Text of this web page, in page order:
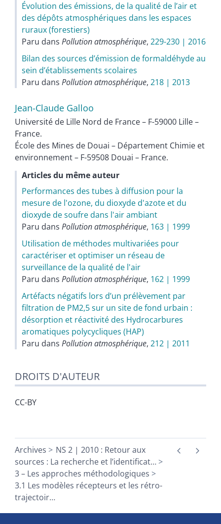
Évolution des émissions, de la qualité de l’air et
des dépôts atmosphériques dans les espaces
ruraux (forestiers)
Paru dans Pollution atmosphérique, 229-230 | 2016
Bilan des sources d’émission de formaldéhyde au
sein d’établissements scolaires
Paru dans Pollution atmosphérique, 218 | 2013
Jean-Claude Galloo
Université de Lille Nord de France – F-59000 Lille –
France.
École des Mines de Douai – Département Chimie et
environnement – F-59508 Douai – France.
Articles du même auteur
Performances des tubes à diffusion pour la
mesure de l'ozone, du dioxyde d'azote et du
dioxyde de soufre dans l'air ambiant
Paru dans Pollution atmosphérique, 163 | 1999
Utilisation de méthodes multivariées pour
caractériser et optimiser un réseau de
surveillance de la qualité de l'air
Paru dans Pollution atmosphérique, 162 | 1999
Artéfacts négatifs lors dʼun prélèvement par
filtration de PM2,5 sur un site de fond urbain :
désorption et réactivité des Hydrocarbures
aromatiques polycycliques (HAP)
Paru dans Pollution atmosphérique, 212 | 2011
DROITS D'AUTEUR
CC-BY
Archives
NS 2 | 2010 : Retour aux
sources : La recherche et l’identificat…
3 – Les approches méthodologiques
3.1 Les modèles récepteurs et les rétro-
trajectoir…